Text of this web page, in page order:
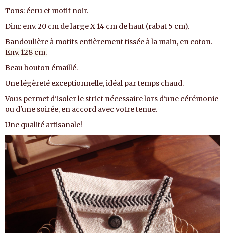
Tons: écru et motif noir.
Dim: env. 20 cm de large X 14 cm de haut (rabat 5 cm).
Bandoulière à motifs entièrement tissée à la main, en coton.
Env. 128 cm.
Beau bouton émaillé.
Une légèreté exceptionnelle, idéal par temps chaud.
Vous permet d'isoler le strict nécessaire lors d'une cérémonie
ou d'une soirée, en accord avec votre tenue.
Une qualité artisanale!